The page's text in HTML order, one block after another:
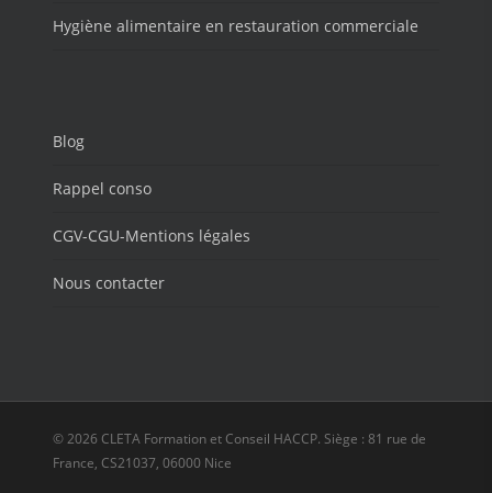
Hygiène alimentaire en restauration commerciale
Blog
Rappel conso
CGV-CGU-Mentions légales
Nous contacter
© 2026 CLETA Formation et Conseil HACCP. Siège : 81 rue de
France, CS21037, 06000 Nice